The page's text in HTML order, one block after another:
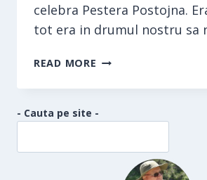
celebra Pestera Postojna.
tot era in drumul nostru sa
READ MORE BLED
- Cauta pe site -